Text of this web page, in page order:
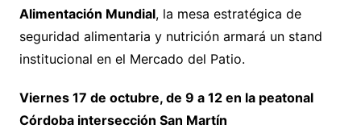
Alimentación Mundial, la mesa estratégica de
seguridad alimentaria y nutrición armará un stand
institucional en el Mercado del Patio.
Viernes 17 de octubre, de 9 a 12 en la peatonal
Córdoba intersección San Martín